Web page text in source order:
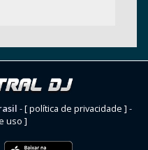
-[ política de privacidade ] -
uso ]